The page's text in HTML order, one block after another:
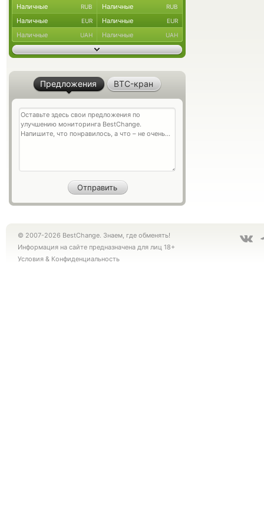
Наличные RUB Наличные RUB
Наличные EUR Наличные EUR
Наличные UAH Наличные UAH
Предложения BTC-кран
© 2007-2026 BestChange. Знаем, где обменять!
Информация на сайте предназначена для лиц 18+
Условия & Конфиденциальность